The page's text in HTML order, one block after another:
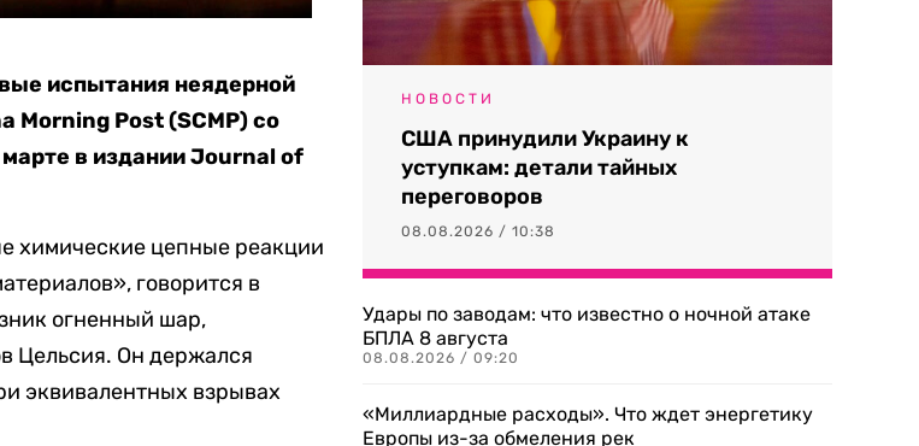
испытания неядерной
Morning Post (SCMP) со
в издании Journal of
химические цепные реакции
говорится в
огненный шар,
Цельсия. Он держался
эквивалентных взрывах
НОВОСТИ
США принудили Украину к
уступкам: детали тайных
переговоров
08.08.2026 / 10:38
Удары по заводам: что известно о ночной атаке
БПЛА 8 августа
08.08.2026 / 09:20
«Миллиардные расходы». Что ждет энергетику
Европы из-за обмеления рек